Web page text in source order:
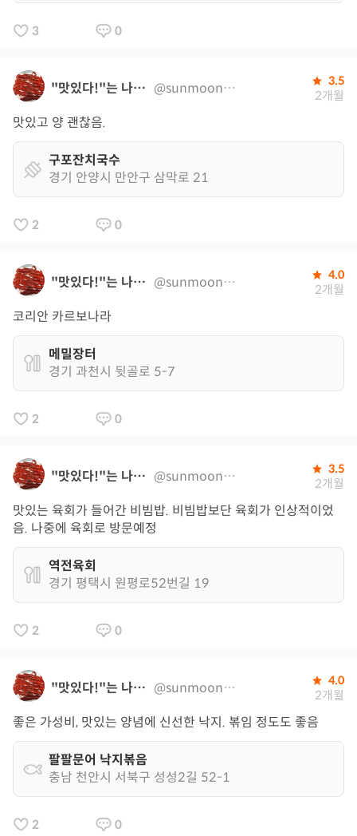
3 0
"맛있다!"는 나의 지도 @sunmoon0320 3.5
2개월
맛있고 양 괜찮음.
구포잔치국수
경기 안양시 만안구 삼막로 21
2 0
"맛있다!"는 나의 지도 @sunmoon0320 4.0
2개월
코리안 카르보나라
메밀장터
경기 과천시 뒷골로 5-7
2 0
"맛있다!"는 나의 지도 @sunmoon0320 3.5
2개월
맛있는 육회가 들어간 비빔밥. 비빔밥보단 육회가 인상적이었
음. 나중에 육회로 방문예정
역전육회
경기 평택시 원평로52번길 19
2 0
"맛있다!"는 나의 지도 @sunmoon0320 4.0
2개월
좋은 가성비, 맛있는 양념에 신선한 낙지. 볶임 정도도 좋음
팔팔문어 낙지볶음
충남 천안시 서북구 성성2길 52-1
2 0